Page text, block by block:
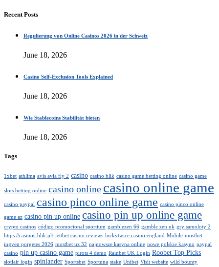
Recent Posts
Regulierung von Online Casinos 2026 in der Schweiz
June 18, 2026
Casino Self-Exclusion Tools Explained
June 18, 2026
Wie Stablecoins Stabilität bieten
June 18, 2026
Tags
1xbet athlima avis avia fly 2 casino casino blik casino game betting online casino game
slots betting online casino online casino online game
casino paypal casino pinco online game casino pinco online
game az casino pin up online casino pin up online game
crypto casinos código promocional sportium gamblezen 66 gamble zen uk gry samoloty 2
https://casinos-blik.pl/ jettbet casino reviews luckytwice casino england Mobile mostbet
ingyen porgetes 2026 mostbet uz 32 najnowsze kasyna online nowe polskie kasyno paypal
casino pin up casino game pirots 4 demo Rainbet UK Login Roobet Top Picks
slotlair login spinlander Sportsbet Sportuna stake Unibet Visit website wild bounty